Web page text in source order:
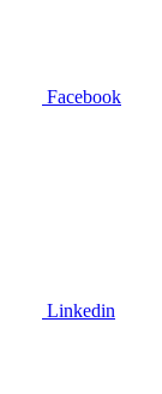
Facebook
Linkedin